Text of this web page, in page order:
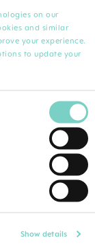
on our
and similar
your experience.
to update your
Show details
an